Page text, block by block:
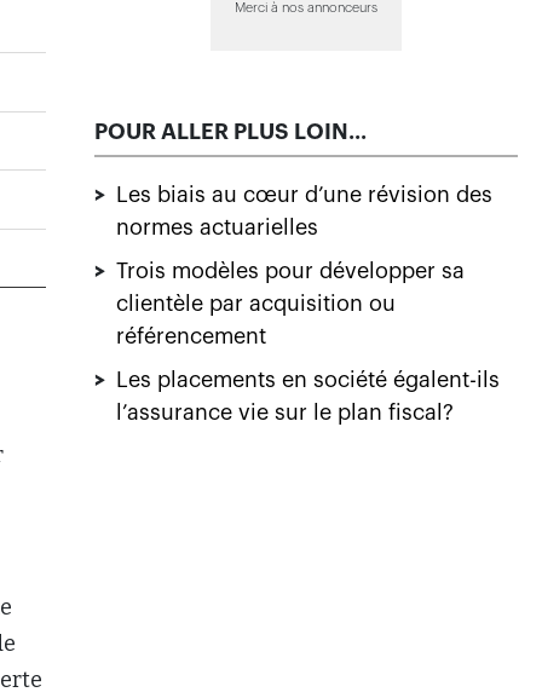
Merci à nos annonceurs
POUR ALLER PLUS LOIN...
>
Les biais au cœur d’une révision des
normes actuarielles
> Trois modèles pour développer sa
clientèle par acquisition ou
référencement
>
Les placements en société égalent-ils
l’assurance vie sur le plan fiscal?